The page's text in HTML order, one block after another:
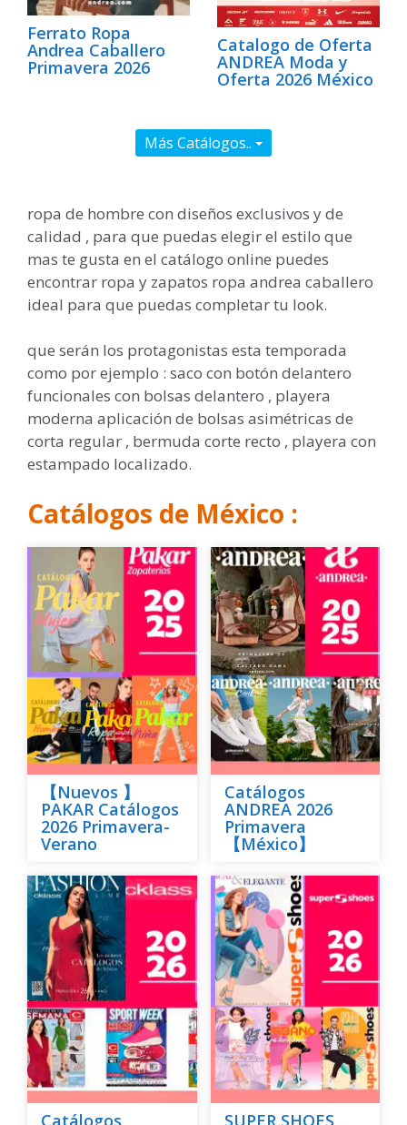
Ferrato Ropa
Andrea Caballero
Primavera 2026
Catalogo de Oferta
ANDREA Moda y
Oferta 2026 México
Más Catálogos..
ropa de hombre con diseños exclusivos y de
calidad , para que puedas elegir el estilo que
mas te gusta en el catálogo online puedes
encontrar ropa y zapatos ropa andrea caballero
ideal para que puedas completar tu look.
que serán los protagonistas esta temporada
como por ejemplo : saco con botón delantero
funcionales con bolsas delantero , playera
moderna aplicación de bolsas asimétricas de
corta regular , bermuda corte recto , playera con
estampado localizado.
Catálogos de México :
【Nuevos 】
PAKAR Catálogos
2026 Primavera-
Verano
Catálogos
ANDREA 2026
Primavera
【México】
Catálogos SUPER SHOES